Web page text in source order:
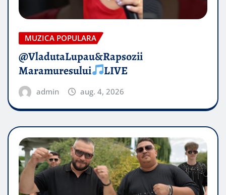
MUZICA POPULARA
@VladutaLupau&Rapsozii
Maramuresului
LIVE
admin aug. 4, 2026